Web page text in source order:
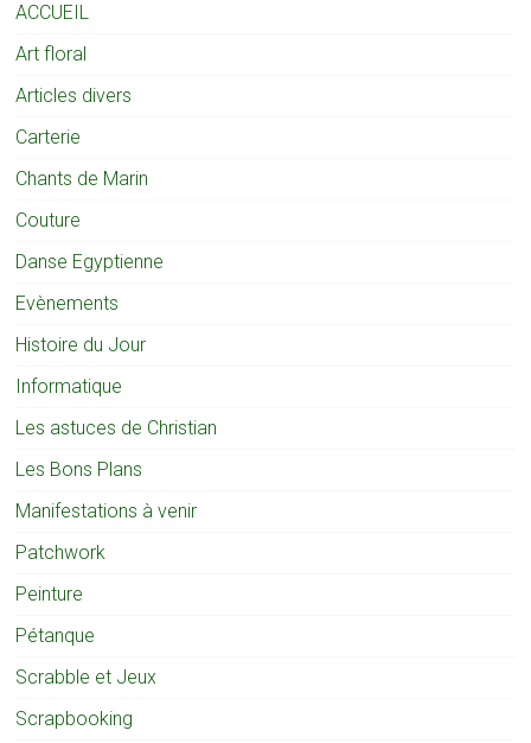
ACCUEIL
Art floral
Articles divers
Carterie
Chants de Marin
Couture
Danse Egyptienne
Evènements
Histoire du Jour
Informatique
Les astuces de Christian
Les Bons Plans
Manifestations à venir
Patchwork
Peinture
Pétanque
Scrabble et Jeux
Scrapbooking